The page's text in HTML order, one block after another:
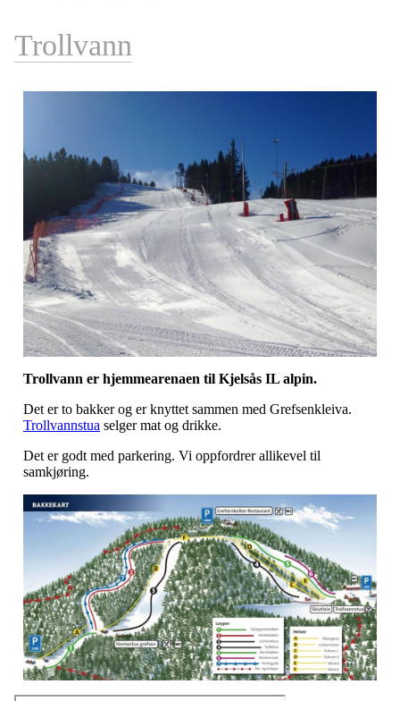
Trollvann
Trollvann er hjemmearenaen til Kjelsås IL alpin.
Det er to bakker og er knyttet sammen med Grefsenkleiva.
Trollvannstua selger mat og drikke.
Det er godt med parkering. Vi oppfordrer allikevel til
samkjøring.